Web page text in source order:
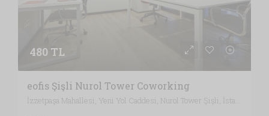
480 TL
eofis Şişli Nurol Tower Coworking